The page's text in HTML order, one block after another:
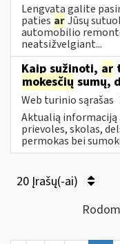
Lengvata galite
paties arJūsų
automobilio
neatsižvelgiant...
Kaip sužinoti, ar
mokesčių sumų,
Web turinio sąrašas
Aktualią informaciją
prievoles, skolas,
permokas bei
20 Įrašų(-ai)